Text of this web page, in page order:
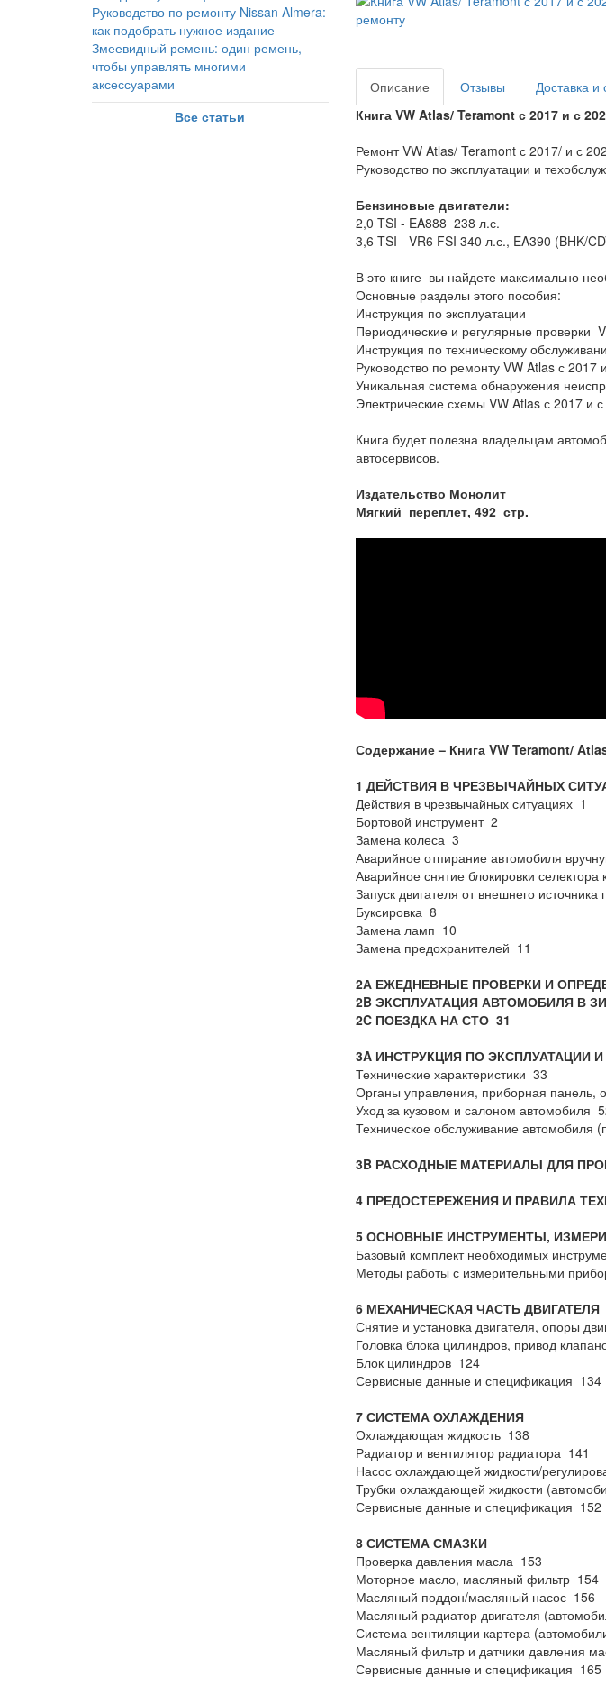
Руководство по ремонту Nissan Almera:
как подобрать нужное издание
Змеевидный ремень: один ремень,
чтобы управлять многими
аксессуарами
Все статьи
Описание
Отзывы
Доставка и
Книга VW Atlas/ Teramont с 2017 и с
Ремонт VW Atlas/ Teramont с 2017/ и с
Руководство по эксплуатации и
Бензиновые двигатели:
2,0 TSI - EA888 238 л.с.
3,6 TSI- VR6 FSI 340 л.с., EA390 (BHK/
В это книге вы найдете максимально
Основные разделы этого пособия:
Инструкция по эксплуатации
Периодические и регулярные проверки
Инструкция по техническому
Руководство по ремонту VW Atlas с 2017
Уникальная система обнаружения
Электрические схемы VW Atlas с 2017 и с
Книга будет полезна владельцам
автосервисов.
Издательство Монолит
Мягкий переплет, 492 стр.
Содержание – Книга VW Teramont/
1 ДЕЙСТВИЯ В ЧРЕЗВЫЧАЙНЫХ
Действия в чрезвычайных ситуациях 1
Бортовой инструмент 2
Замена колеса 3
Аварийное отпирание автомобиля
Аварийное снятие блокировки
Запуск двигателя от внешнего
Буксировка 8
Замена ламп 10
Замена предохранителей 11
2А ЕЖЕДНЕВНЫЕ ПРОВЕРКИ И
2B ЭКСПЛУАТАЦИЯ АВТОМОБИЛЯ В
2C ПОЕЗДКА НА СТО 31
3A ИНСТРУКЦИЯ ПО
Технические характеристики 33
Органы управления, приборная панель,
Уход за кузовом и салоном автомобиля
Техническое обслуживание автомобиля
3B РАСХОДНЫЕ МАТЕРИАЛЫ ДЛЯ
4 ПРЕДОСТЕРЕЖЕНИЯ И ПРАВИЛА
5 ОСНОВНЫЕ ИНСТРУМЕНТЫ,
Базовый комплект необходимых
Методы работы с измерительными
6 МЕХАНИЧЕСКАЯ ЧАСТЬ ДВИГАТЕЛЯ
Снятие и установка двигателя, опоры
Головка блока цилиндров, привод
Блок цилиндров 124
Сервисные данные и спецификация 134
7 СИСТЕМА ОХЛАЖДЕНИЯ
Охлаждающая жидкость 138
Радиатор и вентилятор радиатора 141
Насос охлаждающей жидкости/
Трубки охлаждающей жидкости
Сервисные данные и спецификация 152
8 СИСТЕМА СМАЗКИ
Проверка давления масла 153
Моторное масло, масляный фильтр 154
Масляный поддон/масляный насос 156
Масляный радиатор двигателя
Система вентиляции картера
Масляный фильтр и датчики давления
Сервисные данные и спецификация 165